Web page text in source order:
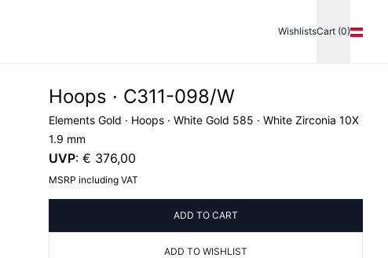
WishlistsCart (0)
Hoops · C311-098/W
Elements Gold · Hoops · White Gold 585 · White Zirconia 10X
1.9 mm
UVP: € 376,00
MSRP including VAT
ADD TO CART
ADD TO WISHLIST